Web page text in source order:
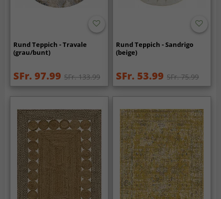
Rund Teppich - Travale
(grau/bunt)
SFr. 97.99 SFr. 133.99
Rund Teppich - Sandrigo
(beige)
SFr. 53.99 SFr. 75.99